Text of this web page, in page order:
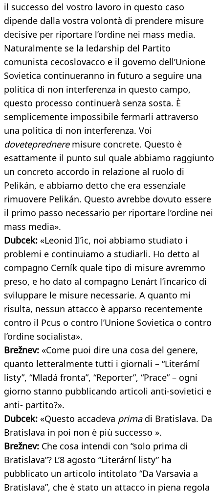
il successo del vostro lavoro in questo caso
dipende dalla vostra volontà di prendere misure
decisive per riportare l’ordine nei mass media.
Naturalmente se la ledarship del Partito
comunista cecoslovacco e il governo dell’Unione
Sovietica continueranno in futuro a seguire una
politica di non interferenza in questo campo,
questo processo continuerà senza sosta. È
semplicemente impossibile fermarli attraverso
una politica di non interferenza. Voi
dovetepredneremisure concrete. Questo è
esattamente il punto sul quale abbiamo raggiunto
un concreto accordo in relazione al ruolo di
Pelikán, e abbiamo detto che era essenziale
rimuovere Pelikán. Questo avrebbe dovuto essere
il primo passo necessario per riportare l’ordine nei
mass media».
Dubcek: «Leonid Il’ìc, noi abbiamo studiato i
problemi e continuiamo a studiarli. Ho detto al
compagno Cerník quale tipo di misure avremmo
preso, e ho dato al compagno Lenárt l’incarico di
sviluppare le misure necessarie. A quanto mi
risulta, nessun attacco è apparso recentemente
contro il Pcus o contro l’Unione Sovietica o contro
l’ordine socialista».
Brežnev: «Come puoi dire una cosa del genere,
quanto letteralmente tutti i giornali – “Literární
listy”, “Mladá fronta”, “Reporter”, “Prace” – ogni
giorno stanno pubblicando articoli anti-sovietici e
anti- partito?».
Dubcek: «Questo accadeva prima di Bratislava. Da
Bratislava in poi non è più successo ».
Brežnev: Che cosa intendi con “solo prima di
Bratislava”? L’8 agosto “Literární listy” ha
pubblicato un articolo intitolato “Da Varsavia a
Bratislava”, che è stato un attacco in piena regola